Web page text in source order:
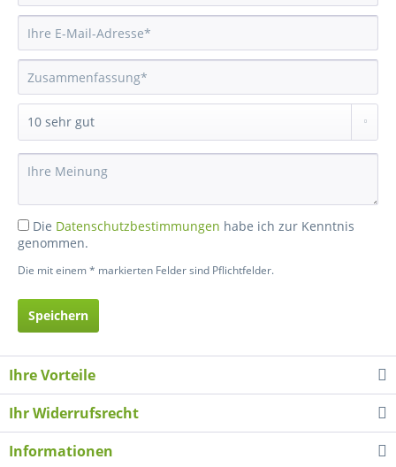
Die Datenschutzbestimmungen habe ich zur Kenntnis
genommen.
Die mit einem * markierten Felder sind Pflichtfelder.
Speichern
Ihre Vorteile
Ihr Widerrufsrecht
Informationen